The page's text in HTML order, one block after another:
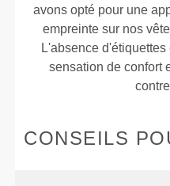
avons opté pour une
empreinte sur nos
L'absence
sensation de confort
CONSEILS